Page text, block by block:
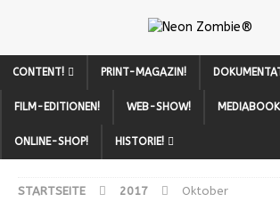
CONTENT! PRINT-MAGAZIN!
FILM-EDITIONEN! WEB-SHOW!
ONLINE-SHOP! HISTORIE!
STARTSEITE 2017 Oktober